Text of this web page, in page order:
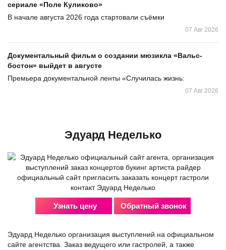
сериале «Поле Куликово»
В начале августа 2026 года стартовали съёмки
07 Авг 2026
Документальный фильм о создании мюзикла «Вальс-
бостон» выйдет в августе
Премьера документальной ленты «Случилась жизнь:
07 Авг 2026
Эдуард Неделько
Узнать цену Обратный звонок
Эдуард Неделько организация выступлений на официальном
сайте агентства. Заказ ведущего или гастролей, а также